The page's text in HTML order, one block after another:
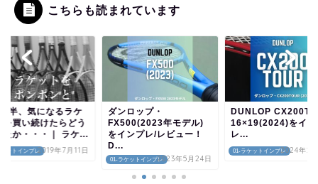
こちらも読まれています
ロップ・
年モデル)
ンプレ/レビュー！
DUNLOP CX200TOUR
16×19(2024)をインプ
レ...
01-ラケットインプレ
【万能】ヨネックス
イコア100(2026)は
度の高いオール...
2026年1